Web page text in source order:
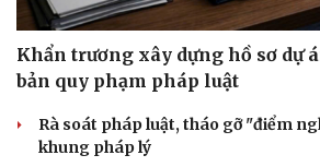
Khẩn trương xây dựng hồ sơ dự
bản quy phạm pháp luật
Rà soát pháp luật, tháo gỡ "điểm
khung pháp lý